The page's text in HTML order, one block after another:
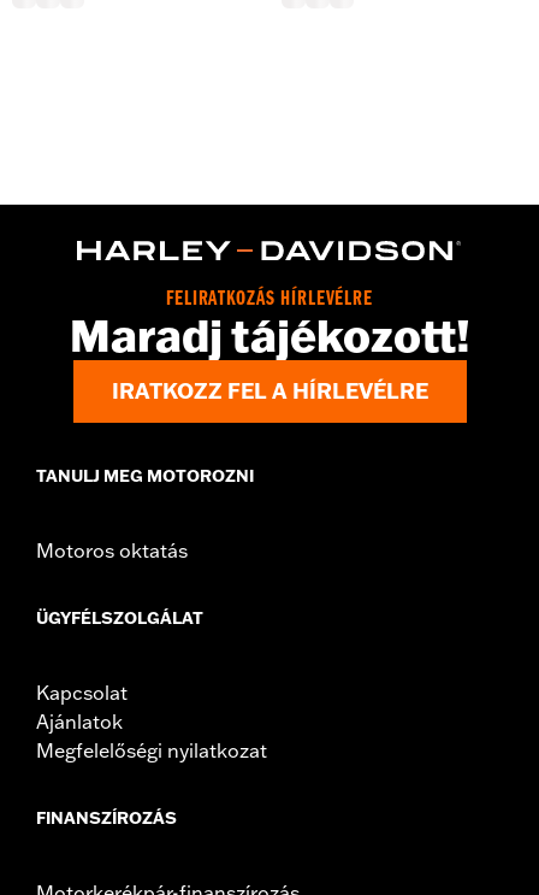
FELIRATKOZÁS HÍRLEVÉLRE
Maradj tájékozott!
IRATKOZZ FEL A HÍRLEVÉLRE
TANULJ MEG MOTOROZNI
Motoros oktatás
ÜGYFÉLSZOLGÁLAT
Kapcsolat
Ajánlatok
Megfelelőségi nyilatkozat
FINANSZÍROZÁS